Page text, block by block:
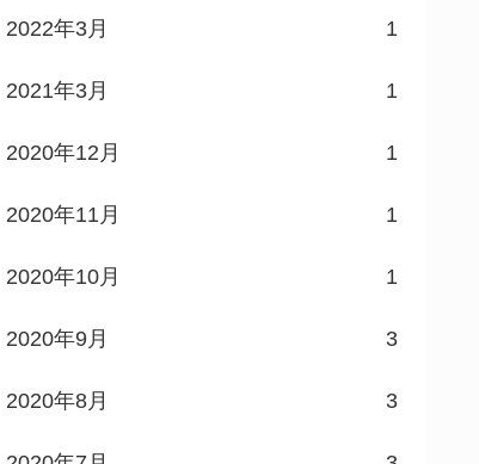
2022年3月 1
2021年3月 1
2020年12月 1
2020年11月 1
2020年10月 1
2020年9月 3
2020年8月 3